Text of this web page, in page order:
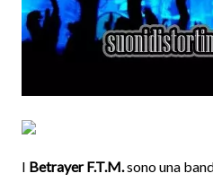
I Betrayer F.T.M.sono una